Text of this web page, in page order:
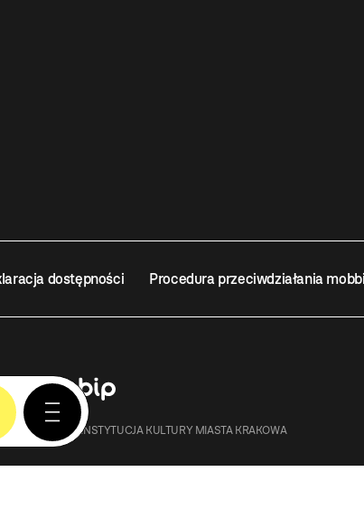
dostępności Procedura przeciwdziałania
MOCAK – INSTYTUCJA KULTURY MIASTA KRAKOWA